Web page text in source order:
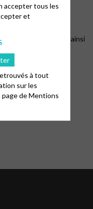
désormais les
La Véore et
est le bienvenu ainsi
soir.
accepter tous les
et
à tout
sur les
page deMentions